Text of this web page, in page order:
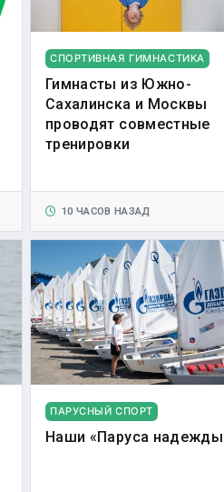
СПОРТИВНАЯ ГИМНАСТИКА
Гимнасты из Южно-
Сахалинска и Москвы
проводят совместные
тренировки
10 ЧАСОВ НАЗАД
ПАРУСНЫЙ СПОРТ
Наши «Паруса